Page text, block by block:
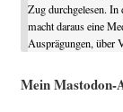
Zug durchgelesen. In
macht daraus eine
Ausprägungen, über
Mein Mast­o­don-